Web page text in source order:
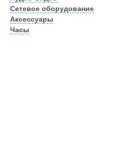
Сетевое оборудование
Аксессуары
Часы